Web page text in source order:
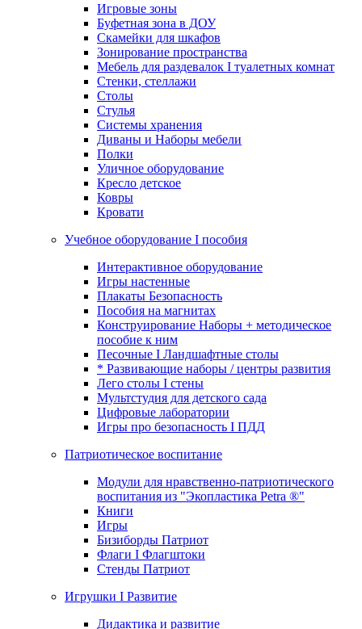
Игровые зоны
Буфетная зона в ДОУ
Скамейки для шкафов
Зонирование пространства
Мебель для раздевалок I туалетных комнат
Стенки, стеллажи
Столы
Стулья
Системы хранения
Диваны и Наборы мебели
Полки
Уличное оборудование
Кресло детское
Ковры
Кровати
Учебное оборудование I пособия
Интерактивное оборудование
Игры настенные
Плакаты Безопасность
Пособия на магнитах
Конструирование Наборы + методическое
пособие к ним
Песочные I Ландшафтные столы
* Развивающие наборы / центры развития
Лего столы I стены
Мультстудия для детского сада
Цифровые лаборатории
Игры про безопасность I ПДД
Патриотическое воспитание
Модули для нравственно-патриотического
воспитания из "Экопластика Petra ®"
Книги
Игры
Бизиборды Патриот
Флаги I Флагштоки
Стенды Патриот
Игрушки I Развитие
Дидактика и развитие